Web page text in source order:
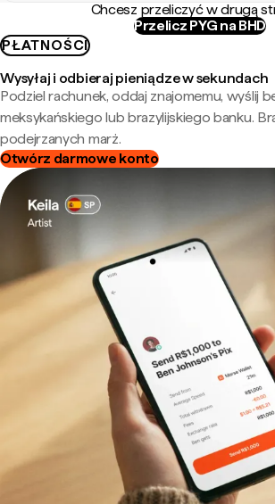
Chcesz przeliczyć w drugą
Przelicz PYG na BHD
PŁATNOŚCI
Wysyłaj i odbieraj pieniądze w sekundach
Podziel rachunek, oddaj znajomemu, wyślij
meksykańskiego lub brazylijskiego banku.
podejrzanych marż.
Otwórz darmowe konto